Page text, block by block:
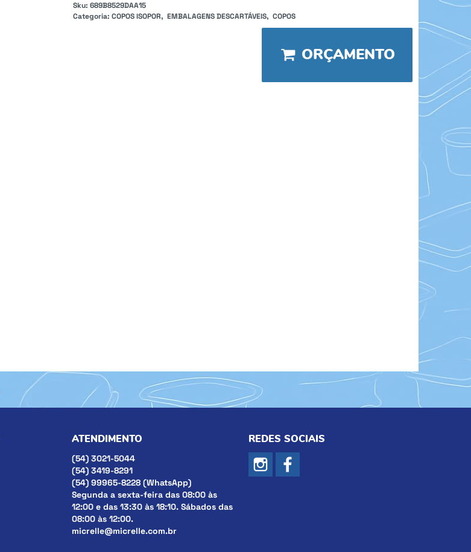
Sku: 689B8529DAA15
Categoria: COPOS ISOPOR EMBALAGENS DESCARTÁVEIS COPOS
ORÇAMENTO
ATENDIMENTO
(54) 3021-5044
(54) 3419-8291
(54) 99965-8228 (WhatsApp)
Segunda a sexta-feira das 08:00 às
12:00 e das 13:30 às 18:10. Sábados das
08:00 às 12:00.
micrelle@micrelle.com.br
REDES SOCIAIS